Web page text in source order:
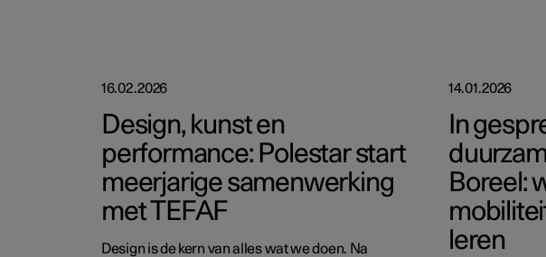
16.02.2026
Design, kunst en
performance: Polestar start
meerjarige samenwerking
met TEFAF
Design is de kern van alles wat we doen. Na
14.01.2026
In
Boreel:
leren